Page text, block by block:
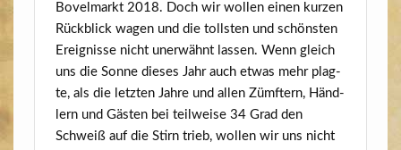
Bovel­markt 2018. Doch wir wol­len einen kur­zen
Rück­blick wagen und die tolls­ten und schöns­ten
Ereig­nis­se nicht uner­wähnt las­sen. Wenn gleich
uns die Son­ne die­ses Jahr auch etwas mehr plag­
te, als die letz­ten Jah­re und allen Zümftern, Händ­
lern und Gäs­ten bei teil­wei­se 34 Grad den
Schweiß auf die Stirn trieb, wol­len wir uns nicht